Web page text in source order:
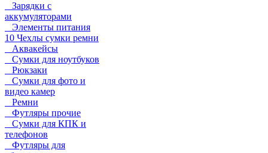
Зарядки с
аккумуляторами
Элементы питания
10 Чехлы сумки ремни
Аквакейсы
Сумки для ноутбуков
Рюкзаки
Сумки для фото и
видео камер
Ремни
Футляры прочие
Сумки для КПК и
телефонов
Футляры для